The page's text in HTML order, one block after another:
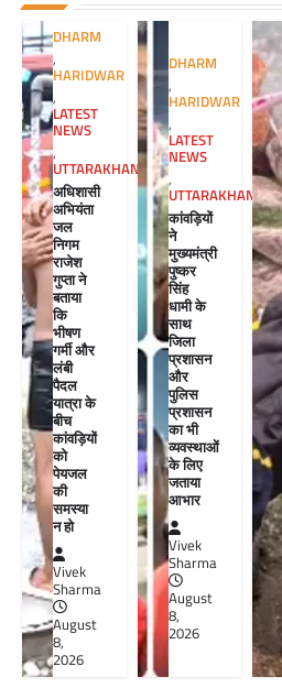
DHARM
,
HARIDWAR
,
LATEST
NEWS
,
UTTARAKHAND
अधिशासी
अभियंता
जल
निगम
राजेश
गुप्ता ने
बताया
कि
भीषण
गर्मी और
लंबी
पैदल
यात्रा के
बीच
कांवड़ियों
को
पेयजल
की
समस्या
न हो
Vivek
Sharma
August
8,
2026
DHARM
,
HARIDWAR
,
LATEST
NEWS
,
UTTARAKHAND
कांवड़ियों
ने
मुख्यमंत्री
पुष्कर
सिंह
धामी के
साथ
जिला
प्रशासन
और
पुलिस
प्रशासन
का भी
व्यवस्थाओं
के लिए
जताया
आभार
Vivek
Sharma
August
8,
2026